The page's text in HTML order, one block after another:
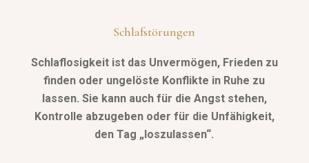
Schlafstörungen
Schlaflosigkeit ist das Unvermögen, Frieden zu
finden oder ungelöste Konflikte in Ruhe zu
lassen. Sie kann auch für die Angst stehen,
Kontrolle abzugeben oder für die Unfähigkeit,
den Tag „loszulassen“.